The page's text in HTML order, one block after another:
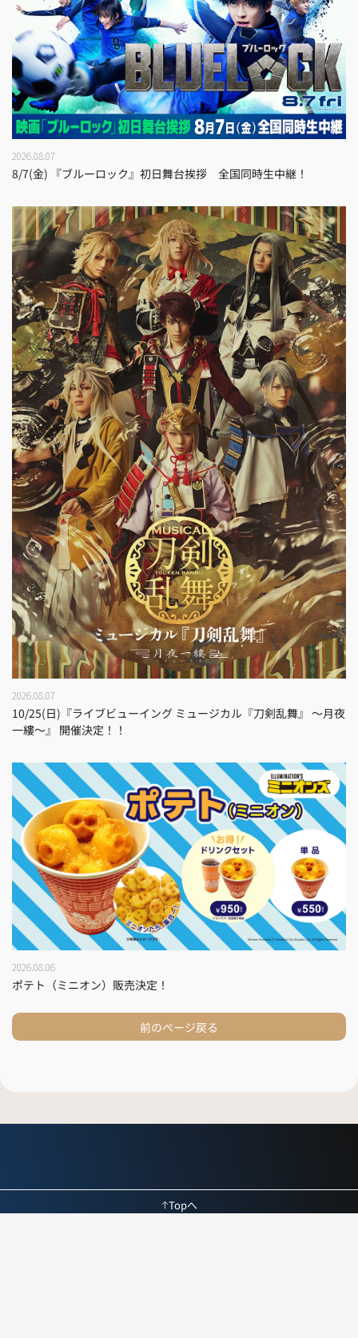
2026.08.07
8/7(金) 『ブルーロック』初日舞台挨拶 全国同時生中継！
2026.08.07
10/25(日)『ライブビューイング ミュージカル『刀剣乱舞』 ～月夜
一縷～』 開催決定！！
2026.08.06
ポテト（ミニオン）販売決定！
前のページ戻る
Topへ